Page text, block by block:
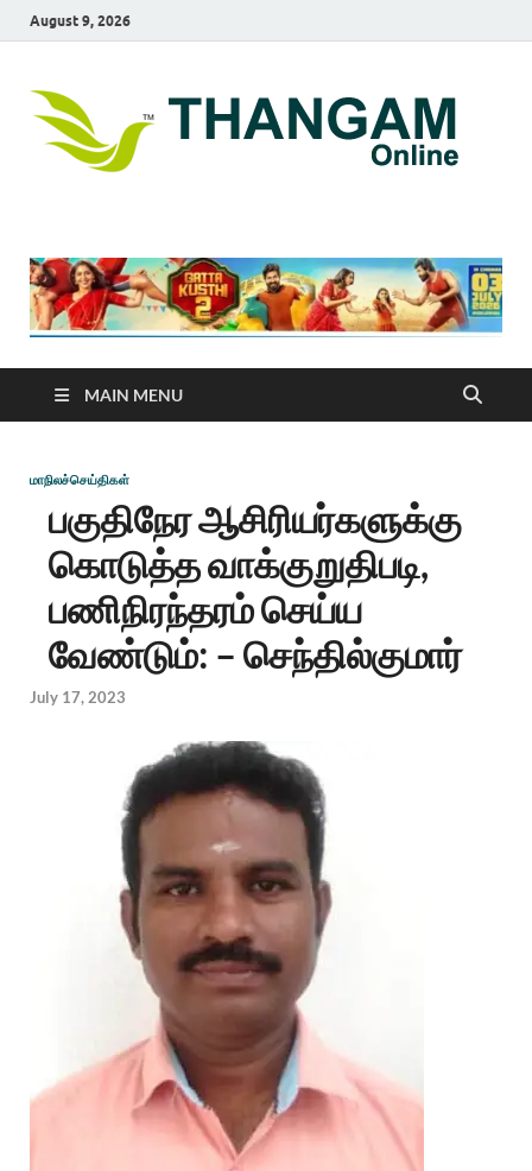
August 9, 2026
MAIN MENU
மாநிலச்செய்திகள்
பகுதிநேர ஆசிரியர்களுக்கு
கொடுத்த வாக்குறுதிபடி,
பணிநிரந்தரம் செய்ய
வேண்டும்: – செந்தில்குமார்
July 17, 2023